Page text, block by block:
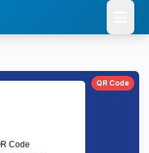
QR Code